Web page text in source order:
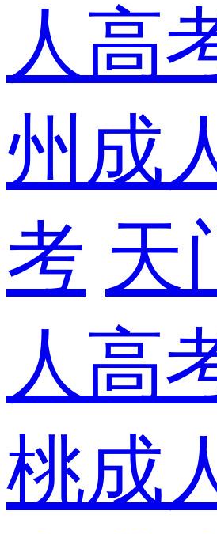
人高
州成
考 天
人高
桃成